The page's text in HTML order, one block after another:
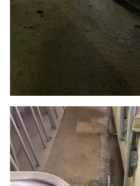
$100 / yearplaceholder text
ИЗБЕРЕТЕ ПЛАН
Etiam est nibh, lobortis sit
Praesent euismod ac
Ut mollis pellentesque tortor
Nullam eu erat condimentum
Donec quis est ac felis
Orci varius natoque dolor
Yearly pricing Monthly pricing